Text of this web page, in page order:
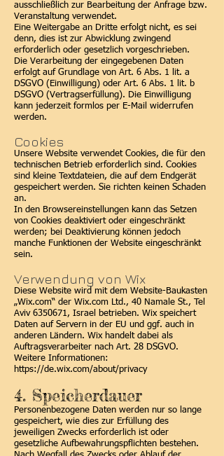
ausschließlich zur Bearbeitung der Anfrage bzw.
Veranstaltung verwendet.
Eine Weitergabe an Dritte erfolgt nicht, es sei
denn, dies ist zur Abwicklung zwingend
erforderlich oder gesetzlich vorgeschrieben.
Die Verarbeitung der eingegebenen Daten
erfolgt auf Grundlage von Art. 6 Abs. 1 lit. a
DSGVO (Einwilligung) oder Art. 6 Abs. 1 lit. b
DSGVO (Vertragserfüllung). Die Einwilligung
kann jederzeit formlos per E-Mail widerrufen
werden.
Cookies
Unsere Website verwendet Cookies, die für den
technischen Betrieb erforderlich sind. Cookies
sind kleine Textdateien, die auf dem Endgerät
gespeichert werden. Sie richten keinen Schaden
an.
In den Browsereinstellungen kann das Setzen
von Cookies deaktiviert oder eingeschränkt
werden; bei Deaktivierung können jedoch
manche Funktionen der Website eingeschränkt
sein.
Verwendung von Wix
Diese Website wird mit dem Website-Baukasten
„Wix.com“ der Wix.com Ltd., 40 Namale St., Tel
Aviv 6350671, Israel betrieben. Wix speichert
Daten auf Servern in der EU und ggf. auch in
anderen Ländern. Wix handelt dabei als
Auftragsverarbeiter nach Art. 28 DSGVO.
Weitere Informationen:
https://de.wix.com/about/privacy
4. Speicherdauer
Personenbezogene Daten werden nur so lange
gespeichert, wie dies zur Erfüllung des
jeweiligen Zwecks erforderlich ist oder
gesetzliche Aufbewahrungspflichten bestehen.